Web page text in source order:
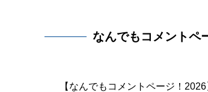
なんでもコメントペ
【なんでもコメントページ！